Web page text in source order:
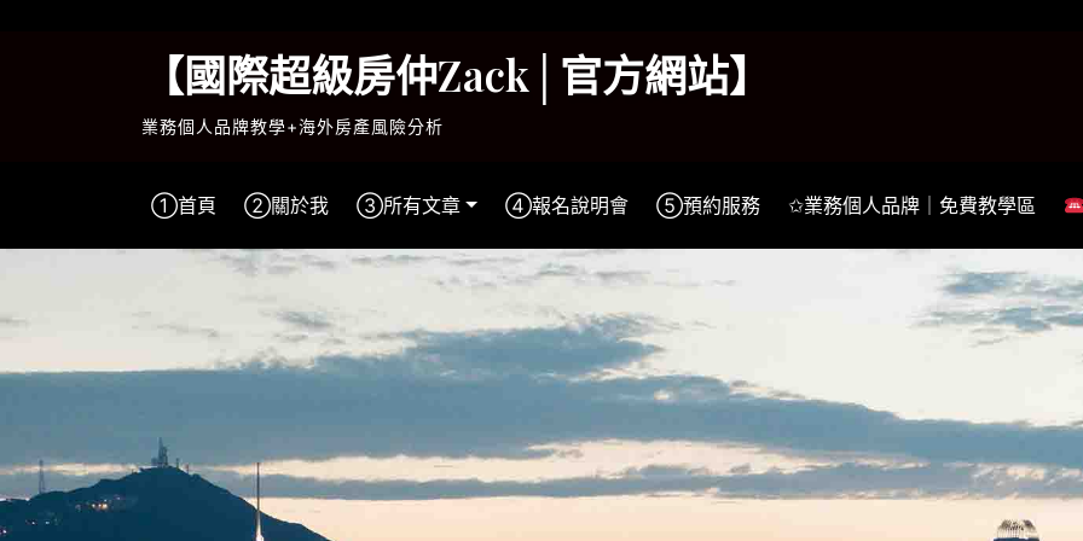
【國際超級房仲Zack│官方網站】
業務個人品牌教學+海外房產風險分析
①首頁 ②關於我 ③所有文章 ④報名說明會 ⑤預約服務 ✩業務個人品牌｜免費教學區